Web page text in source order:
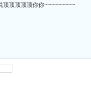
顶顶顶顶顶你你~~~~~~~~~